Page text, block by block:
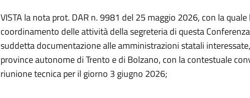
VISTA la nota prot. DAR n. 9981 del 25 maggio 2026, con la quale
coordinamento delle attività della segreteria di questa
suddetta documentazione alle amministrazioni statali
province autonome di Trento e di Bolzano, con la contestuale
riunione tecnica per il giorno 3 giugno 2026;